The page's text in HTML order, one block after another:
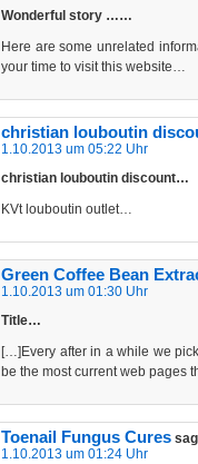
Wonderful story ……
Here are some unrelated
your time to visit this website…
christian louboutin
1.10.2013 um 05:22 Uhr
christian louboutin discount…
KVt louboutin outlet…
Green Coffee Bean
1.10.2013 um 01:30 Uhr
Title…
[…]Every after in a while we
be the most current web
Toenail Fungus Cures
1.10.2013 um 01:24 Uhr